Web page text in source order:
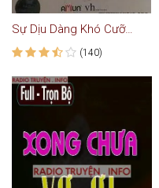
Sự Dịu Dàng Khó Cưỡng - Truyện Ngôn Tình
(140)